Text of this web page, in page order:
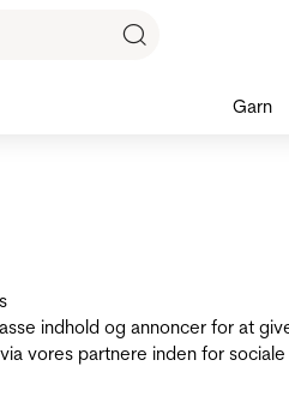
indhold og annoncer for at
vores partnere inden for
Garn